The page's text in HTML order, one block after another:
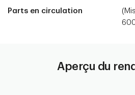
Parts en circulation
Aperçu du